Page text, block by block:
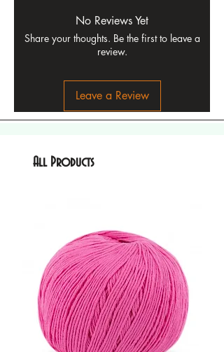
No Reviews Yet
Share your thoughts. Be the first to leave a
review.
Leave a Review
All Products